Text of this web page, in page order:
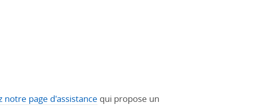
notre page d'assistance qui propose un